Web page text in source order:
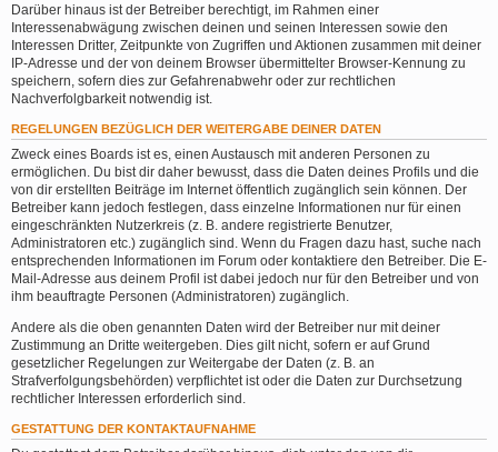
Darüber hinaus ist der Betreiber berechtigt, im Rahmen einer
Interessenabwägung zwischen deinen und seinen Interessen sowie den
Interessen Dritter, Zeitpunkte von Zugriffen und Aktionen zusammen mit deiner
IP-Adresse und der von deinem Browser übermittelter Browser-Kennung zu
speichern, sofern dies zur Gefahrenabwehr oder zur rechtlichen
Nachverfolgbarkeit notwendig ist.
REGELUNGEN BEZÜGLICH DER WEITERGABE DEINER DATEN
Zweck eines Boards ist es, einen Austausch mit anderen Personen zu
ermöglichen. Du bist dir daher bewusst, dass die Daten deines Profils und die
von dir erstellten Beiträge im Internet öffentlich zugänglich sein können. Der
Betreiber kann jedoch festlegen, dass einzelne Informationen nur für einen
eingeschränkten Nutzerkreis (z. B. andere registrierte Benutzer,
Administratoren etc.) zugänglich sind. Wenn du Fragen dazu hast, suche nach
entsprechenden Informationen im Forum oder kontaktiere den Betreiber. Die E-
Mail-Adresse aus deinem Profil ist dabei jedoch nur für den Betreiber und von
ihm beauftragte Personen (Administratoren) zugänglich.
Andere als die oben genannten Daten wird der Betreiber nur mit deiner
Zustimmung an Dritte weitergeben. Dies gilt nicht, sofern er auf Grund
gesetzlicher Regelungen zur Weitergabe der Daten (z. B. an
Strafverfolgungsbehörden) verpflichtet ist oder die Daten zur Durchsetzung
rechtlicher Interessen erforderlich sind.
GESTATTUNG DER KONTAKTAUFNAHME